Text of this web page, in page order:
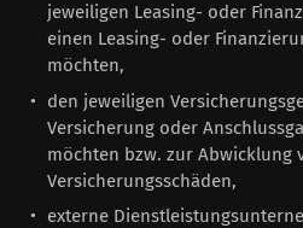
jeweiligen Leasing- oder
einen Leasing- oder
möchten,
den jeweiligen
Versicherung oder
möchten bzw. zur Abwicklung
Versicherungsschäden,
externe